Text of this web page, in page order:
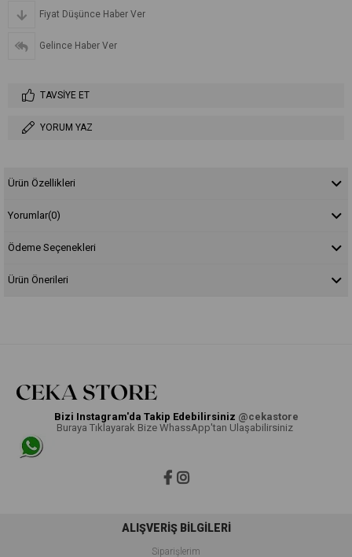
Fiyat Düşünce Haber Ver
Gelince Haber Ver
TAVSIYE ET
YORUM YAZ
Ürün Özellikleri
Yorumlar(0)
Ödeme Seçenekleri
Ürün Önerileri
Bizi Instagram'da Takip Edebilirsiniz @cekastore
Buraya Tıklayarak Bize WhassApp'tan Ulaşabilirsiniz
ALIŞVERİŞ BİLGİLERİ
Siparişlerim